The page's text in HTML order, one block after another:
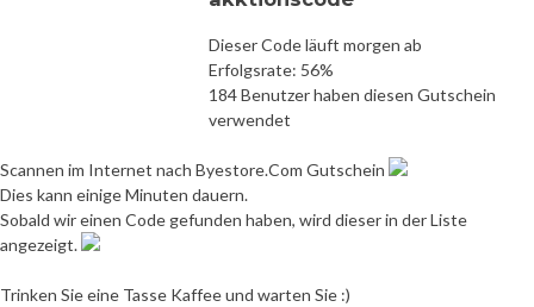
Dieser Code läuft morgen ab
Erfolgsrate: 56%
184 Benutzer haben diesen Gutschein
verwendet
Scannen im Internet nach Byestore.Com Gutschein
Dies kann einige Minuten dauern.
Sobald wir einen Code gefunden haben, wird dieser in der Liste
angezeigt.
Trinken Sie eine Tasse Kaffee und warten Sie :)